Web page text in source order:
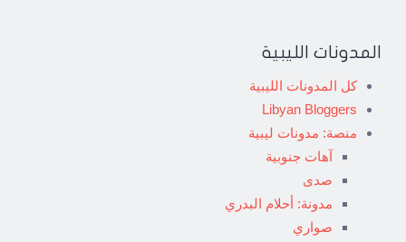
المدونات الليبية
كل المدونات الليبية
Libyan Bloggers
منصة: مدونات ليبية
آهات جنوبية
صدى
مدونة: أحلام البدري
صواري